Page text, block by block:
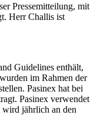
Pressemitteilung, mit
Herr Challis ist
Guidelines enthält,
im Rahmen der
Pasinex hat bei
Pasinex verwendet
jährlich an den